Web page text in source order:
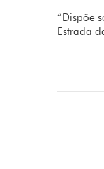
“Dispõe
Estrada